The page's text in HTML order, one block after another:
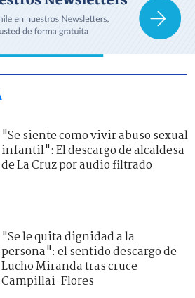
"Se siente como vivir abuso sexual
infantil": El descargo de alcaldesa
de La Cruz por audio filtrado
"Se le quita dignidad a la
persona": el sentido descargo de
Lucho Miranda tras cruce
Campillai-Flores